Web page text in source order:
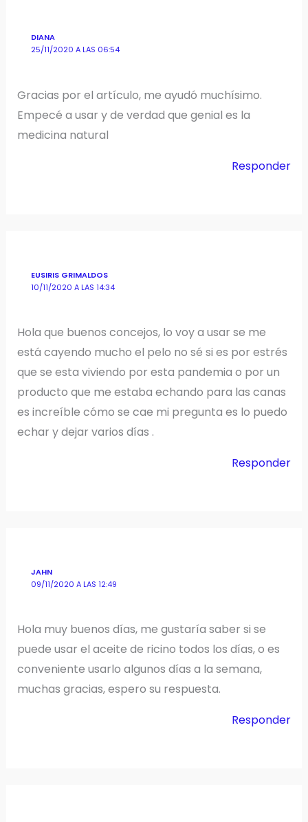
DIANA
25/11/2020 A LAS 06:54
Gracias por el artículo, me ayudó muchísimo.
Empecé a usar y de verdad que genial es la
medicina natural
Responder
EUSIRIS GRIMALDOS
10/11/2020 A LAS 14:34
Hola que buenos concejos, lo voy a usar se me
está cayendo mucho el pelo no sé si es por estrés
que se esta viviendo por esta pandemia o por un
producto que me estaba echando para las canas
es increíble cómo se cae mi pregunta es lo puedo
echar y dejar varios días .
Responder
JAHN
09/11/2020 A LAS 12:49
Hola muy buenos días, me gustaría saber si se
puede usar el aceite de ricino todos los días, o es
conveniente usarlo algunos días a la semana,
muchas gracias, espero su respuesta.
Responder